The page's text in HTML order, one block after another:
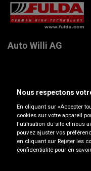
Auto Willi AG
Voir numéro de
Nous respectons
En cliquant sur «Accepter
cookies sur votre appareil
l'utilisation du site et nous
pouvez ajuster vos
en cliquant sur Rejeter les
confidentialité pour en